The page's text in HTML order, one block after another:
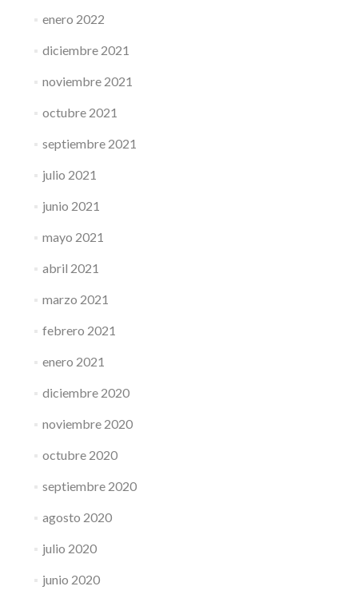
enero 2022
diciembre 2021
noviembre 2021
octubre 2021
septiembre 2021
julio 2021
junio 2021
mayo 2021
abril 2021
marzo 2021
febrero 2021
enero 2021
diciembre 2020
noviembre 2020
octubre 2020
septiembre 2020
agosto 2020
julio 2020
junio 2020